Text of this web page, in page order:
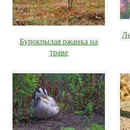
Бурокрылая ржанка на
траве